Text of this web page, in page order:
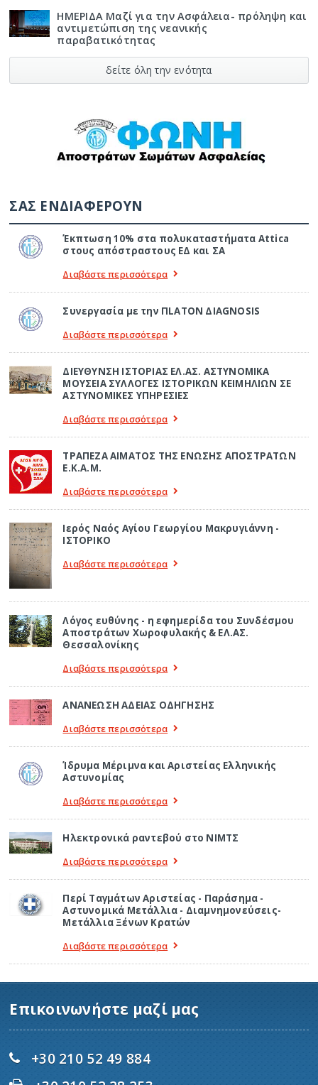
ΗΜΕΡΙΔΑ Μαζί για την Ασφάλεια- πρόληψη και
αντιμετώπιση της νεανικής
παραβατικότητας
δείτε όλη την ενότητα
ΣΑΣ ΕΝΔΙΑΦΕΡΟΥΝ
Έκπτωση 10% στα πολυκαταστήματα Attica
στους απόστραστους ΕΔ και ΣΑ
Διαβάστε περισσότερα
Συνεργασία με την ΠLATON ΔIAGNOSIS
Διαβάστε περισσότερα
ΔΙΕΥΘΥΝΣΗ ΙΣΤΟΡΙΑΣ ΕΛ.ΑΣ. ΑΣΤΥΝΟΜΙΚΑ
ΜΟΥΣΕΙΑ ΣΥΛΛΟΓΕΣ ΙΣΤΟΡΙΚΩΝ ΚΕΙΜΗΛΙΩΝ ΣΕ
ΑΣΤΥΝΟΜΙΚΕΣ ΥΠΗΡΕΣΙΕΣ
Διαβάστε περισσότερα
ΤΡΑΠΕΖΑ ΑΙΜΑΤΟΣ ΤΗΣ ΕΝΩΣΗΣ ΑΠΟΣΤΡΑΤΩΝ
Ε.Κ.Α.Μ.
Διαβάστε περισσότερα
Ιερός Ναός Αγίου Γεωργίου Μακρυγιάννη -
ΙΣΤΟΡΙΚΟ
Διαβάστε περισσότερα
Λόγος ευθύνης - η εφημερίδα του Συνδέσμου
Αποστράτων Χωροφυλακής & ΕΛ.ΑΣ.
Θεσσαλονίκης
Διαβάστε περισσότερα
ΑΝΑΝΕΩΣΗ ΑΔΕΙΑΣ ΟΔΗΓΗΣΗΣ
Διαβάστε περισσότερα
Ίδρυμα Μέριμνα και Αριστείας Ελληνικής
Αστυνομίας
Διαβάστε περισσότερα
Ηλεκτρονικά ραντεβού στο ΝΙΜΤΣ
Διαβάστε περισσότερα
Περί Ταγμάτων Αριστείας - Παράσημα -
Αστυνομικά Μετάλλια - Διαμνημονεύσεις-
Μετάλλια Ξένων Κρατών
Διαβάστε περισσότερα
Επικοινωνήστε μαζί μας
+30 210 52 49 884